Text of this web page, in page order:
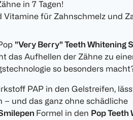
in 7 Tagen!
Vitamine für Zahnschmelz und
"Very Berry" Teeth Whitening
das Aufhellen der Zähne zu
so besonders
PAP in den Gelstreifen,
und das ganz ohne schädliche
Formel in den Pop Teeth